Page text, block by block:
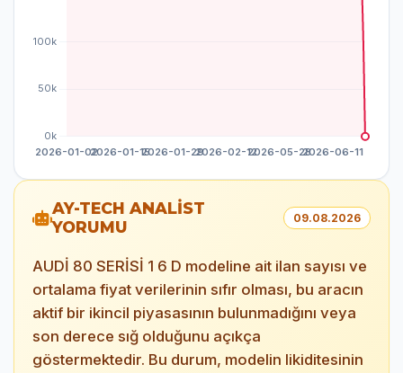
AY-TECH ANALİST
YORUMU
09.08.2026
AUDİ 80 SERİSİ 1 6 D modeline ait ilan sayısı ve
ortalama fiyat verilerinin sıfır olması, bu aracın
aktif bir ikincil piyasasının bulunmadığını veya
son derece sığ olduğunu açıkça
göstermektedir. Bu durum, modelin likiditesinin